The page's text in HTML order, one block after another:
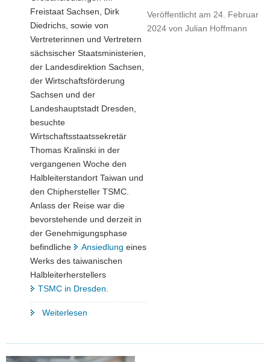
Veröffentlicht am 24. Februar
2024 von Julian Hoffmann
Freistaat Sachsen, Dirk
Diedrichs, sowie von
Vertreterinnen und Vertretern
sächsischer Staatsministerien,
der Landesdirektion Sachsen,
der Wirtschaftsförderung
Sachsen und der
Landeshauptstadt Dresden,
besuchte
Wirtschaftsstaatssekretär
Thomas Kralinski in der
vergangenen Woche den
Halbleiterstandort Taiwan und
den Chiphersteller TSMC.
Anlass der Reise war die
bevorstehende und derzeit in
der Genehmigungsphase
befindliche
Ansiedlung eines
Werks des taiwanischen
Halbleiterherstellers
TSMC in Dresden.
Weiterlesen